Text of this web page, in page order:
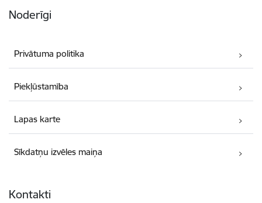
Noderīgi
Privātuma politika
Piekļūstamība
Lapas karte
Sīkdatņu izvēles maiņa
Kontakti